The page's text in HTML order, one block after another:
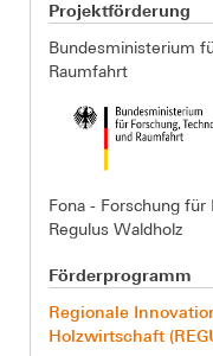
Projektförderung
Bundesministerium
Raumfahrt
Fona - Forschung für
Regulus Waldholz
Förderprogramm
Regionale
Holzwirtschaft